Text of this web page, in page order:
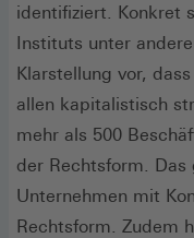
identifiziert. Konkret
Instituts unter
Klarstellung vor,
allen kapitalistisch
mehr als 500
der Rechtsform.
Unternehmen mit
Rechtsform. Zudem